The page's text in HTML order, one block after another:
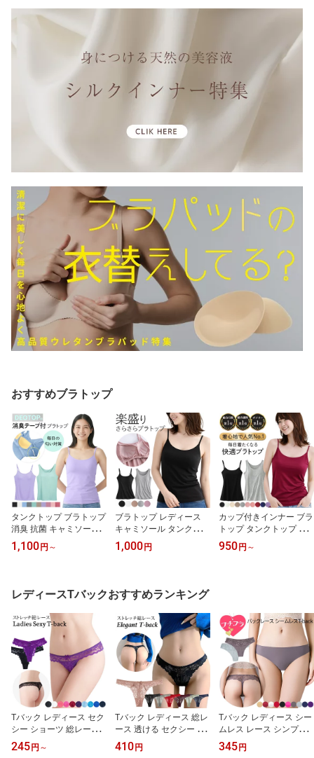
おすすめブラトップ
タンクトップ ブラトップ
消臭 抗菌 キャミソール
カップ付きインナー 大き
いサイズ アンダーゴム
ップ rr4-01 プレゼント
ギフト 母の日 父の日 敬
老の日 バレンタイン ホ
ワイトデー クリスマス
1,100 円 ～
ブラトップ レディース
キャミソール タンクトッ
プ レーヨン ストレッチ
立体カップ ノンワイヤー
ップ rr-069 プレゼント
ギフト 母の日 父の日 敬
老の日 バレンタイン ホ
ワイトデー クリスマス
1,000 円
カップ付きインナー ブラ
トップ タンクトップ キ
ャミ レーヨン さらさら
ブラ内蔵 大きいサイズ
の日 バレンタイン ホワ
イトデー クリスマス
950 円 ～
レディースTバックおすすめランキング
Tバック レディース セク
シー ショーツ 総レース
大きいサイズ リボン お
しゃれ プチプラ 激安 透
245 円 ～
Tバック レディース 総レ
ース 透ける セクシー エ
レガント ストレッチ 伸
びる 大きいサイズ 花柄
410 円
Tバック レディース シー
ムレス レース シンプル
さらさら 大きいサイズ
軽い ストレッチ 伸びる
345 円